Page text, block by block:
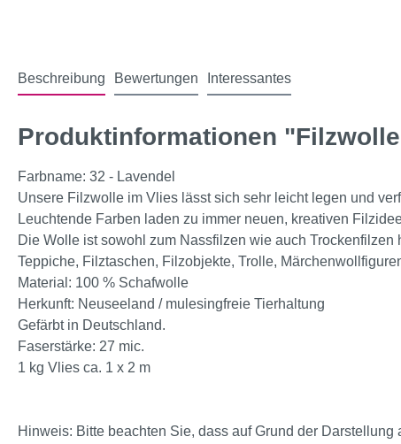
Beschreibung Bewertungen Interessantes
Produktinformationen
Farbname: 32 - Lavendel
Unsere Filzwolle im Vlies lässt sich sehr leicht legen und
Leuchtende Farben laden zu immer neuen, kreativen
Die Wolle ist sowohl zum Nassfilzen wie auch Trockenfilzen
Teppiche, Filztaschen, Filzobjekte, Trolle,
Material: 100 % Schafwolle
Herkunft: Neuseeland / mulesingfreie Tierhaltung
Gefärbt in Deutschland.
Faserstärke: 27 mic.
1 kg Vlies ca. 1 x 2 m
Hinweis: Bitte beachten Sie, dass auf Grund der